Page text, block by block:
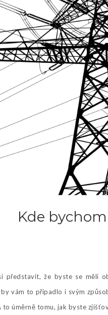
Kde
představit, že byste se měli
vám to připadlo i svým
úměrně tomu, jak byste